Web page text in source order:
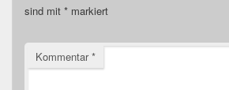
sind mit * markiert
Kommentar*